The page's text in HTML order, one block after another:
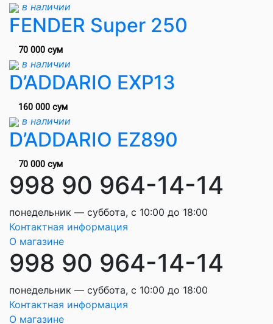
в наличии
FENDER Super 250
70 000 сум
в наличии
D’ADDARIO EXP13
160 000 сум
в наличии
D’ADDARIO EZ890
70 000 сум
998 90 964-14-14
понедельник — суббота, с 10:00 до 18:00
Контактная информация
О магазине
998 90 964-14-14
понедельник — суббота, с 10:00 до 18:00
Контактная информация
О магазине